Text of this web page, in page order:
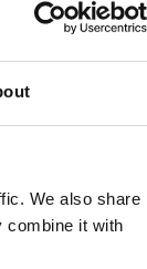
We also share
combine it with
familiemedlem).